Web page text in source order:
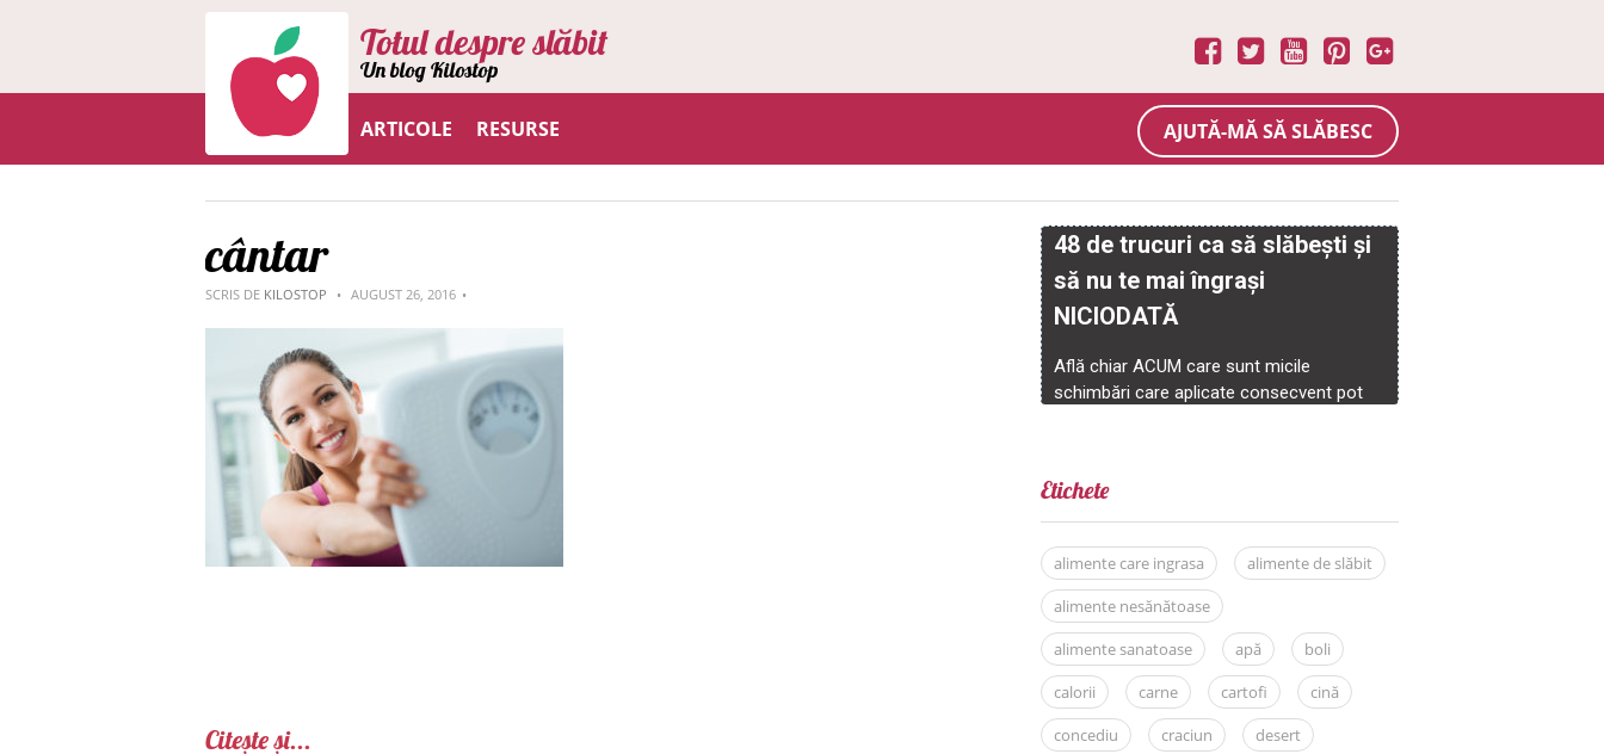
Totul despre slăbit
Un blog Kilostop
ARTICOLE RESURSE AJUTĂ-MĂ SĂ SLĂBESC
cântar
SCRIS DE KILOSTOP AUGUST 26, 2016
Citește și...
Etichete
alimente care ingrasa
alimente de slăbit
alimente nesănătoase
alimente sanatoase
apă
boli
calorii
carne cartofi
cină
concediu
craciun
desert